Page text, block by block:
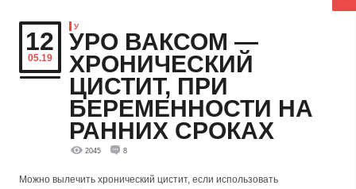
12
05.19
У
УРО ВАКСОМ —
ХРОНИЧЕСКИЙ
ЦИСТИТ, ПРИ
БЕРЕМЕННОСТИ НА
РАННИХ СРОКАХ
2045 8
Можно вылечить хронический цистит, если использовать